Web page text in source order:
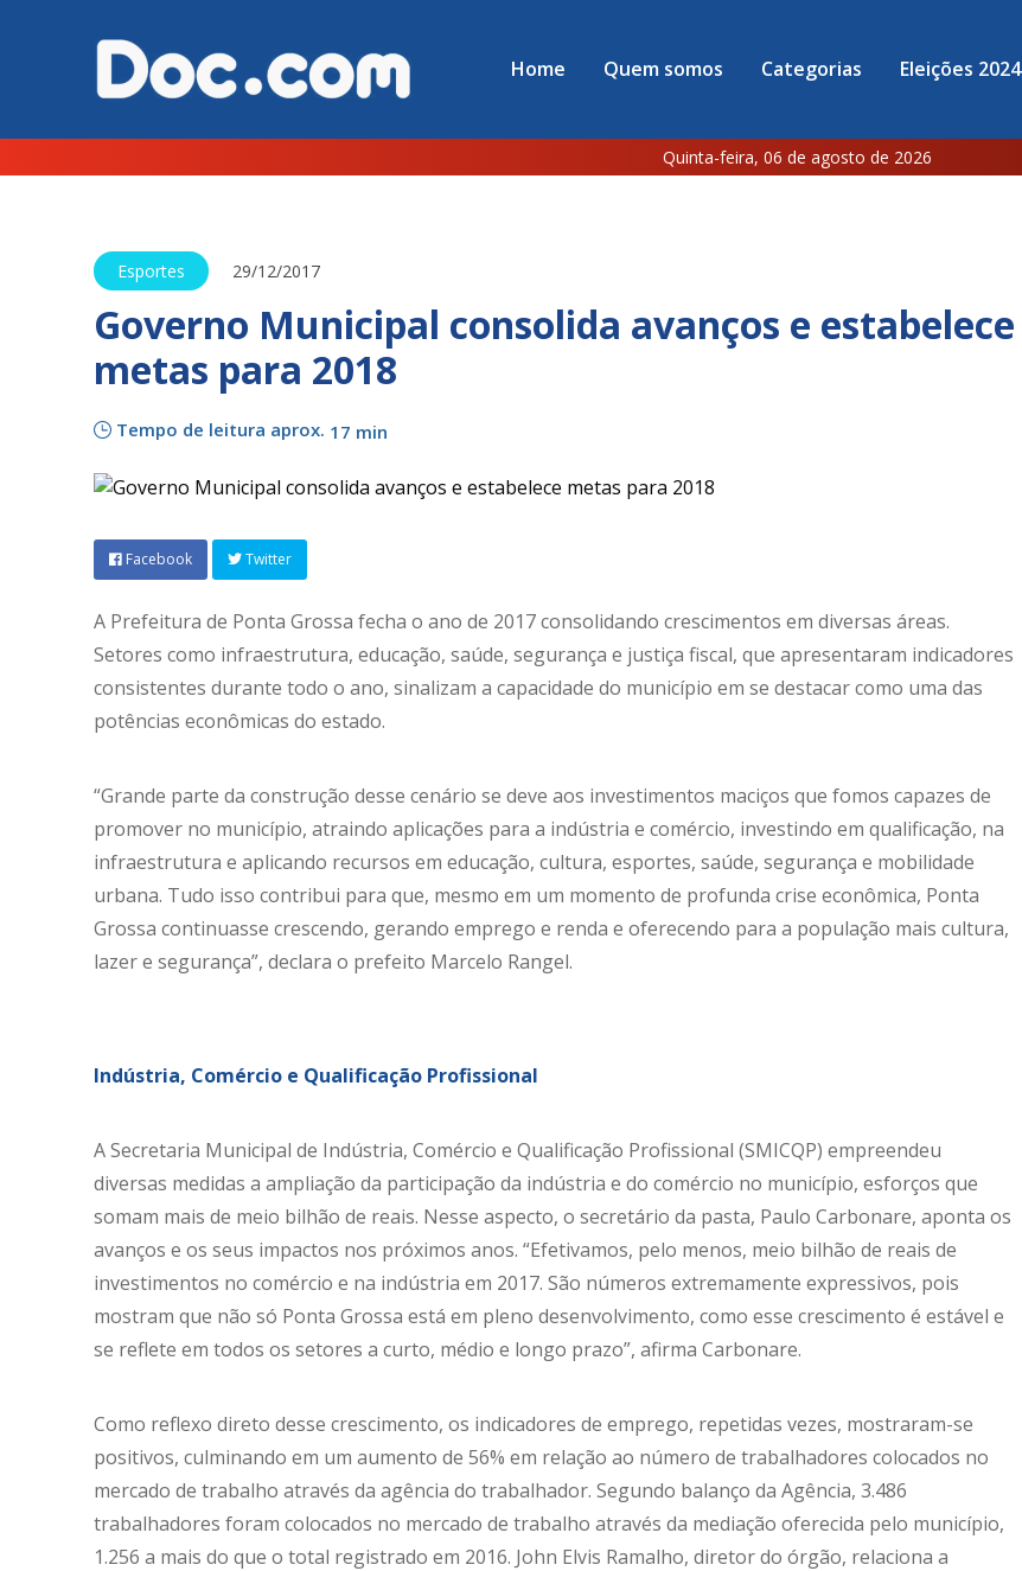
Home Quem somos Categorias Eleições 2024
Quinta-feira, 06 de agosto de 2026
Esportes 29/12/2017
Governo Municipal consolida avanços e estabelece
metas para 2018
Tempo de leitura aprox. 17 min
Facebook Twitter
A Prefeitura de Ponta Grossa fecha o ano de 2017 consolidando crescimentos em diversas áreas.
Setores como infraestrutura, educação, saúde, segurança e justiça fiscal, que apresentaram indicadores
consistentes durante todo o ano, sinalizam a capacidade do município em se destacar como uma das
potências econômicas do estado.
“Grande parte da construção desse cenário se deve aos investimentos maciços que fomos capazes de
promover no município, atraindo aplicações para a indústria e comércio, investindo em qualificação, na
infraestrutura e aplicando recursos em educação, cultura, esportes, saúde, segurança e mobilidade
urbana. Tudo isso contribui para que, mesmo em um momento de profunda crise econômica, Ponta
Grossa continuasse crescendo, gerando emprego e renda e oferecendo para a população mais cultura,
lazer e segurança”, declara o prefeito Marcelo Rangel.
Indústria, Comércio e Qualificação Profissional
A Secretaria Municipal de Indústria, Comércio e Qualificação Profissional (SMICQP) empreendeu
diversas medidas a ampliação da participação da indústria e do comércio no município, esforços que
somam mais de meio bilhão de reais. Nesse aspecto, o secretário da pasta, Paulo Carbonare, aponta os
avanços e os seus impactos nos próximos anos. “Efetivamos, pelo menos, meio bilhão de reais de
investimentos no comércio e na indústria em 2017. São números extremamente expressivos, pois
mostram que não só Ponta Grossa está em pleno desenvolvimento, como esse crescimento é estável e
se reflete em todos os setores a curto, médio e longo prazo”, afirma Carbonare.
Como reflexo direto desse crescimento, os indicadores de emprego, repetidas vezes, mostraram-se
positivos, culminando em um aumento de 56% em relação ao número de trabalhadores colocados no
mercado de trabalho através da agência do trabalhador. Segundo balanço da Agência, 3.486
trabalhadores foram colocados no mercado de trabalho através da mediação oferecida pelo município,
1.256 a mais do que o total registrado em 2016. John Elvis Ramalho, diretor do órgão, relaciona a